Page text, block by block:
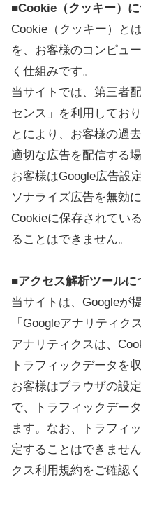
■Cookie（クッキー）
Cookie（クッキー）と
を、お客様のコンピュ
く仕組みです。
当サイトでは、第三者
センス」を利用してお
とにより、お客様の過
適切な広告を配信する
お客様はGoogle広告設
ソナライズ広告を無効
Cookieに保存されてい
ることはできません。
■アクセス解析ツールに
当サイトは、Googleが
「Googleアナリティク
アナリティクスは、
トラフィックデータを
お客様はブラウザの設
で、トラフィックデー
ます。なお、トラフィ
定することはできませ
クス利用規約をご確認く